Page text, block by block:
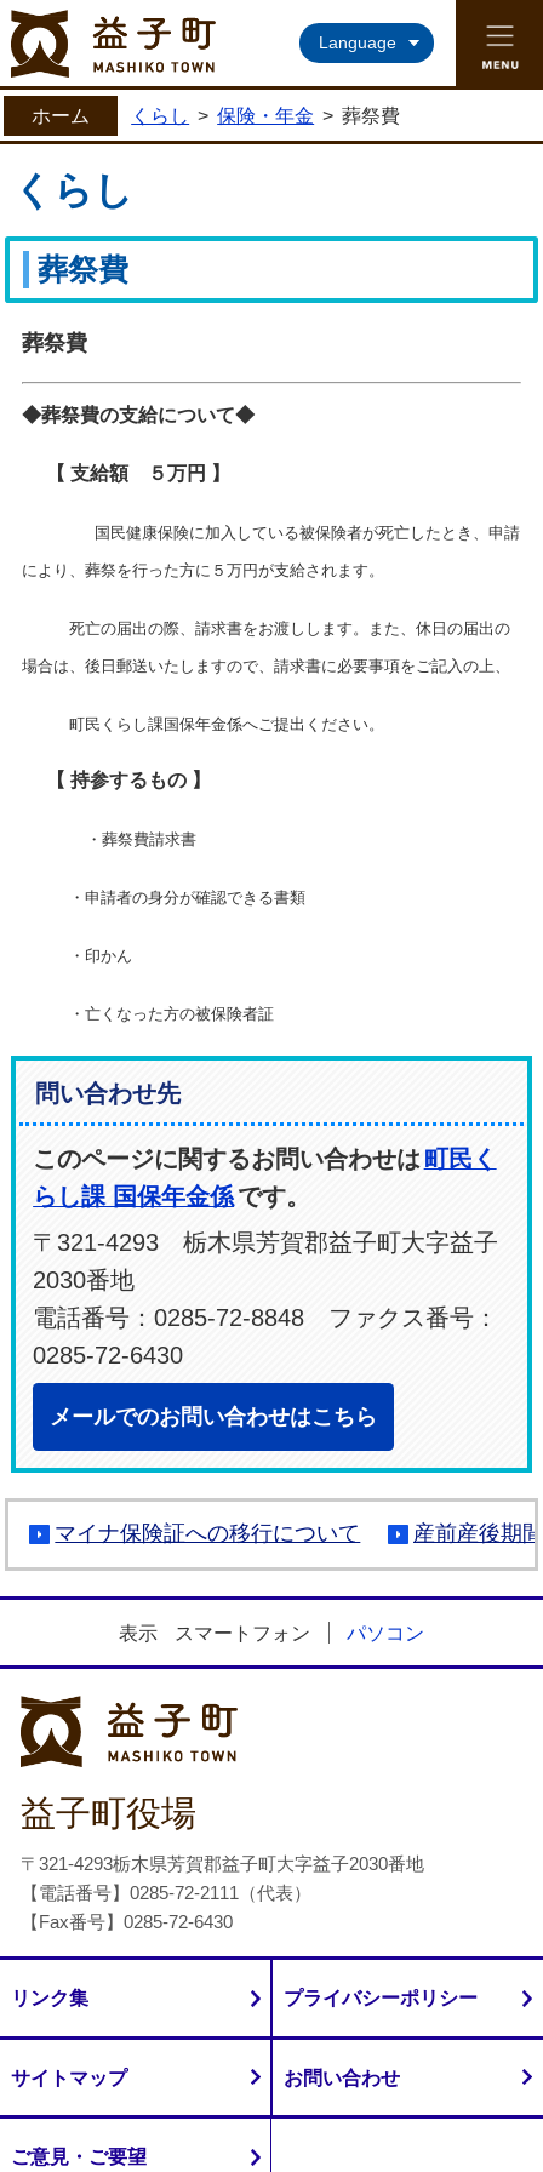
益子町ホームページ
Language
ホーム くらし > 保険・年金 > 葬祭費
くらし
葬祭費
葬祭費
◆葬祭費の支給について◆
【 支給額 ５万円 】
国民健康保険に加入している被保険者が死亡したとき、申請
により、葬祭を行った方に５万円が支給されます。
死亡の届出の際、請求書をお渡しします。また、休日の届出の
場合は、後日郵送いたしますので、請求書に必要事項をご記入の上、
町民くらし課国保年金係へご提出ください。
【 持参するもの 】
・葬祭費請求書
・申請者の身分が確認できる書類
・印かん
・亡くなった方の被保険者証
問い合わせ先
このページに関するお問い合わせは 町民く
らし課 国保年金係です。
〒321-4293 栃木県芳賀郡益子町大字益子
2030番地
電話番号：0285-72-8848 ファクス番号：
0285-72-6430
メールでのお問い合わせはこちら
マイナ保険証への移行について 産前産後期
表示 スマートフォン パソコン
益子町役場
〒321-4293栃木県芳賀郡益子町大字益子2030番地
【電話番号】0285-72-2111（代表）
【Fax番号】0285-72-6430
リンク集 プライバシーポリシー
サイトマップ お問い合わせ
ご意見・ご要望